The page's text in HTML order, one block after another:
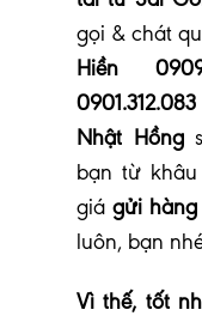
gọi & chát
Hiền
0901.312.083
Nhật Hồng
bạn từ
giá gửi hàng
luôn, bạn
Vì thế, tốt